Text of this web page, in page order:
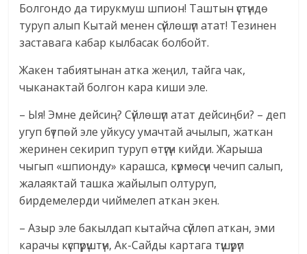
Болгондо да тирукмуш шпион! Таштын үстүндө
туруп алып Кытай менен сүйлөшүп атат! Тезинен
заставага кабар кылбасак болбойт.
Жакен табиятынан атка жеңил, тайга чак,
чыканактай болгон кара киши эле.
– Ыя! Эмне дейсиң? Сүйлөшүп атат дейсиңби? – деп
угуп бүтпөй эле уйкусу умачтай ачылып, жаткан
жеринен секирип туруп өтүгүн кийди. Жарыша
чыгып «шпионду» карашса, күрмөсүн чечип салып,
жалаяктай ташка жайылып олтуруп,
бирдемелерди чиймелеп аткан экен.
– Азыр эле бакылдап кытайча сүйлөп аткан, эми
карачы күспүрүштүн, Ак-Сайды картага түшүрүп